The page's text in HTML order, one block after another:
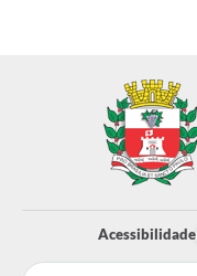
Acessibilidade